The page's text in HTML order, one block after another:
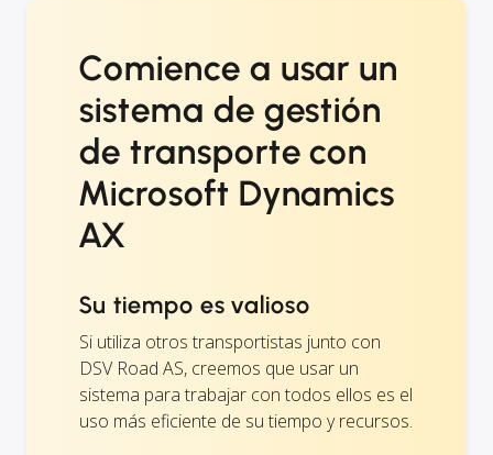
Comience a usar un
sistema de gestión
de transporte con
Microsoft Dynamics
AX
Su tiempo es valioso
Si utiliza otros transportistas junto con
DSV Road AS, creemos que usar un
sistema para trabajar con todos ellos es el
uso más eficiente de su tiempo y recursos.